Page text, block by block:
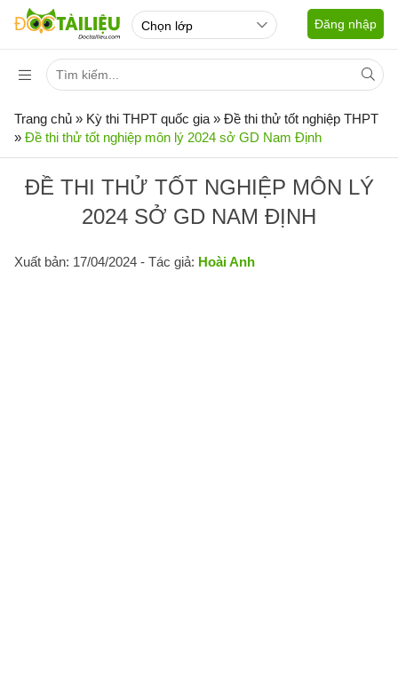
Đăng nhập
Trang chủ » Kỳ thi THPT quốc gia » Đề thi thử tốt nghiệp THPT
» Đề thi thử tốt nghiệp môn lý 2024 sở GD Nam Định
ĐỀ THI THỬ TỐT NGHIỆP MÔN LÝ
2024 SỞ GD NAM ĐỊNH
Xuất bản: 17/04/2024 - Tác giả: Hoài Anh